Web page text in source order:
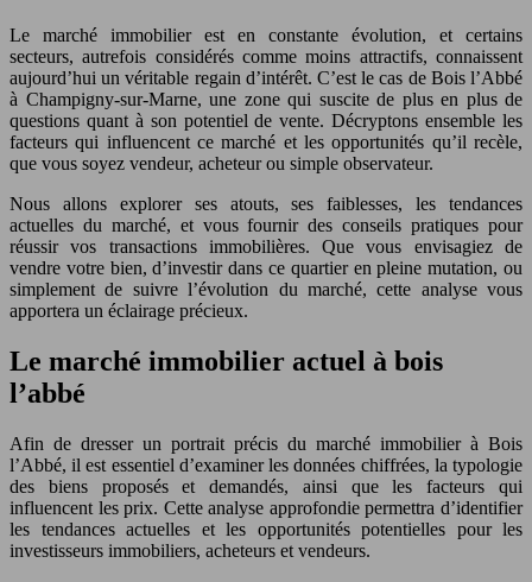
Le marché immobilier est en constante évolution, et certains
secteurs, autrefois considérés comme moins attractifs, connaissent
aujourd’hui un véritable regain d’intérêt. C’est le cas de Bois l’Abbé
à Champigny-sur-Marne, une zone qui suscite de plus en plus de
questions quant à son potentiel de vente. Décryptons ensemble les
facteurs qui influencent ce marché et les opportunités qu’il recèle,
que vous soyez vendeur, acheteur ou simple observateur.
Nous allons explorer ses atouts, ses faiblesses, les tendances
actuelles du marché, et vous fournir des conseils pratiques pour
réussir vos transactions immobilières. Que vous envisagiez de
vendre votre bien, d’investir dans ce quartier en pleine mutation, ou
simplement de suivre l’évolution du marché, cette analyse vous
apportera un éclairage précieux.
Le marché immobilier actuel à bois
l’abbé
Afin de dresser un portrait précis du marché immobilier à Bois
l’Abbé, il est essentiel d’examiner les données chiffrées, la typologie
des biens proposés et demandés, ainsi que les facteurs qui
influencent les prix. Cette analyse approfondie permettra d’identifier
les tendances actuelles et les opportunités potentielles pour les
investisseurs immobiliers, acheteurs et vendeurs.